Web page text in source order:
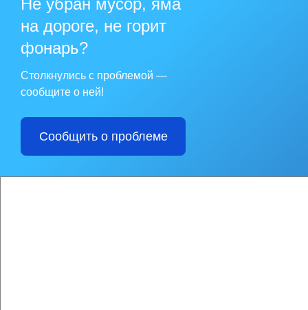
Не убран мусор, яма
на дороге, не горит
фонарь?
Столкнулись с проблемой —
сообщите о ней!
Сообщить о проблеме